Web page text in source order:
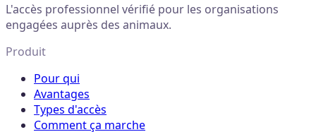
L'accès professionnel vérifié pour les organisations
engagées auprès des animaux.
Produit
Pour qui
Avantages
Types d'accès
Comment ça marche